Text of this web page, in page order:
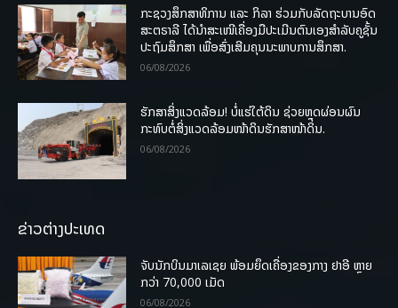
ກະຊວງສຶກສາທິການ ແລະ ກິລາ ຮ່ວມກັບລັດຖະບານອົດ
ສະຕຣາລີ ໄດ້ນຳສະເໜີເຄື່ອງມືປະເມີນຕົນເອງສຳລັບຄູຊັ້ນ
ປະຖົມສຶກສາ ເພື່ອສົ່ງເສີມຄຸນນະພາບການສຶກສາ.
06/08/2026
ຮັກສາສິ່ງແວດລ້ອມ! ບໍ່ແຮ່ໃຕ້ດິນ ຊ່ວຍຫຼຸດຜ່ອນຜົນ
ກະທົບຕໍ່ສິ່ງແວດລ້ອມໜ້າດິນຮັກສາໜ້າດິນ.
06/08/2026
ຂ່າວຕ່າງປະເທດ
ຈັບນັກບິນມາເລເຊຍ ພ້ອມຍຶດເຄື່ອງຂອງກາງ ຢາອີ ຫຼາຍ
ກວ່າ 70,000 ເມັດ
06/08/2026